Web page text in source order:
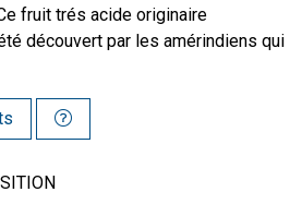
fruit trés acide originaire
découvert par les amérindiens qui